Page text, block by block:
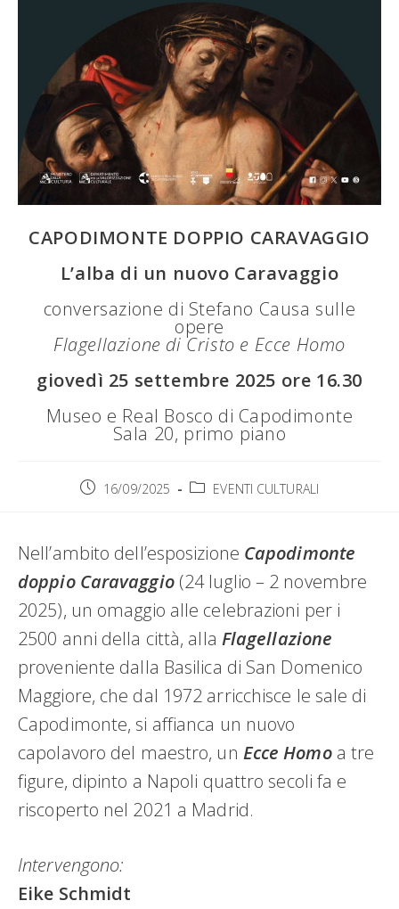
CAPODIMONTE DOPPIO CARAVAGGIO
L’alba di un nuovo Caravaggio
conversazione di Stefano Causa sulle
opere
Flagellazione di Cristo e Ecce Homo
giovedì 25 settembre 2025 ore 16.30
Museo e Real Bosco di Capodimonte
Sala 20, primo piano
Articolo16/09/2025
Categoria
EVENTI CULTURALI
Nell’ambito dell’esposizione Capodimonte
doppio Caravaggio(24 luglio – 2 novembre
2025), un omaggio alle celebrazioni per i
2500 anni della città, alla Flagellazione
proveniente dalla Basilica di San Domenico
Maggiore, che dal 1972 arricchisce le sale di
Capodimonte, si affianca un nuovo
capolavoro del maestro, un Ecce Homoa tre
figure, dipinto a Napoli quattro secoli fa e
riscoperto nel 2021 a Madrid.
Intervengono:
Eike Schmidt